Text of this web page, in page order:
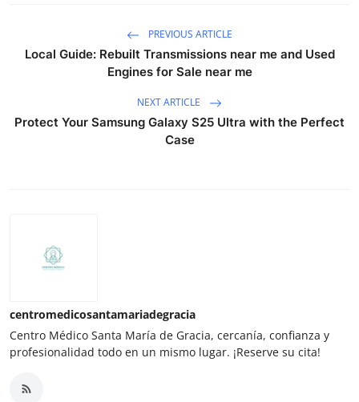
PREVIOUS ARTICLE
Local Guide: Rebuilt Transmissions near me and Used
Engines for Sale near me
NEXT ARTICLE
Protect Your Samsung Galaxy S25 Ultra with the Perfect
Case
centromedicosantamariadegracia
Centro Médico Santa María de Gracia, cercanía, confianza y
profesionalidad todo en un mismo lugar. ¡Reserve su cita!